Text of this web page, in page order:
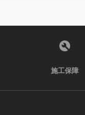
施工保障